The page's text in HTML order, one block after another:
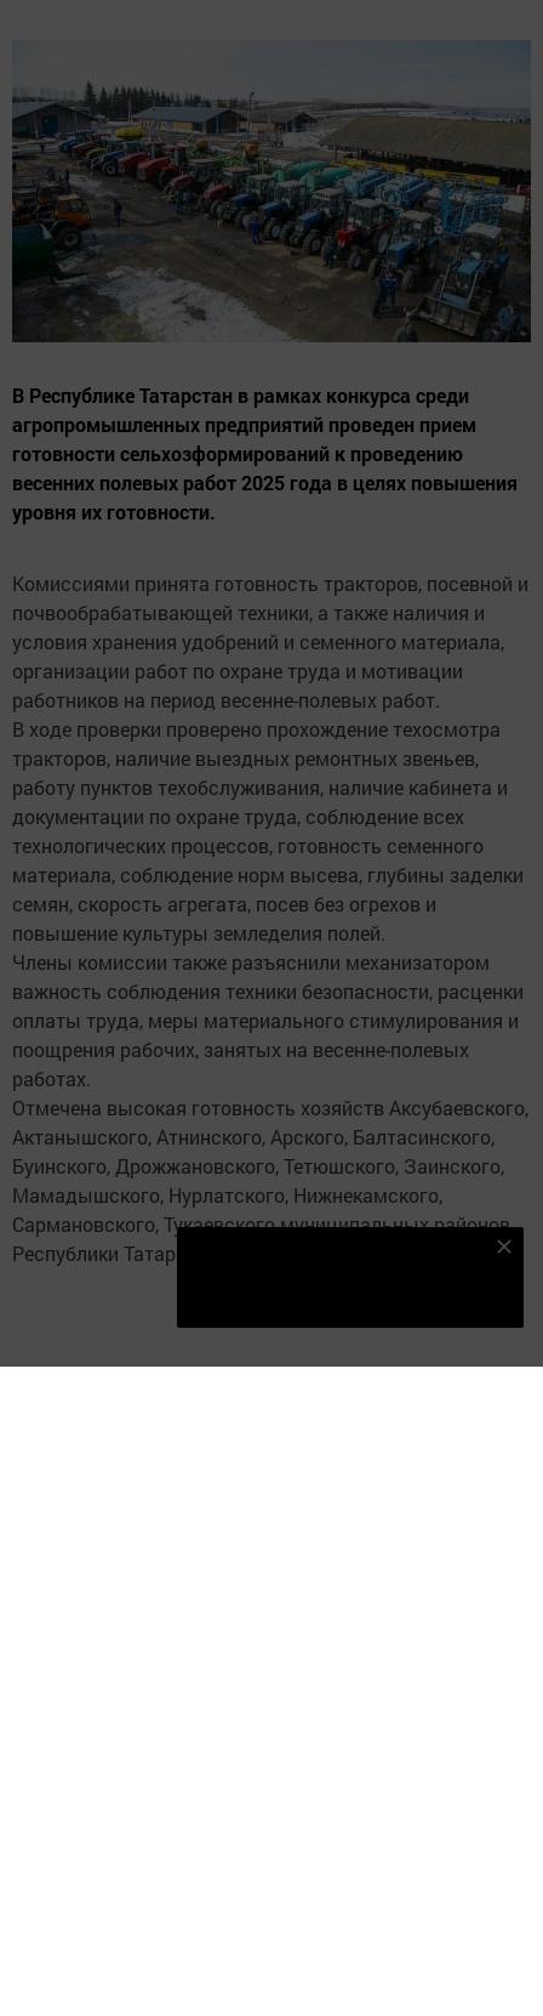
В Республике Татарстан в рамках конкурса среди
агропромышленных предприятий проведен прием
готовности сельхозформирований к проведению
весенних полевых работ 2025 года в целях повышения
уровня их готовности.
Комиссиями принята готовность тракторов, посевной и
почвообрабатывающей техники, а также наличия и
условия хранения удобрений и семенного материала,
организации работ по охране труда и мотивации
работников на период весенне-полевых работ.
В ходе проверки проверено прохождение техосмотра
тракторов, наличие выездных ремонтных звеньев,
работу пунктов техобслуживания, наличие кабинета и
документации по охране труда, соблюдение всех
технологических процессов, готовность семенного
материала, соблюдение норм высева, глубины заделки
семян, скорость агрегата, посев без огрехов и
повышение культуры земледелия полей.
Члены комиссии также разъяснили механизатором
важность соблюдения техники безопасности, расценки
оплаты труда, меры материального стимулирования и
поощрения рабочих, занятых на весенне-полевых
работах.
Отмечена высокая готовность хозяйств Аксубаевского,
Актанышского, Атнинского, Арского, Балтасинского,
Буинского, Дрожжановского, Тетюшского, Заинского,
Мамадышского, Нурлатского, Нижнекамского,
Сармановского, Тукаевского муниципальных районов
Республики Татарстан.